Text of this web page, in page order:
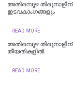
അതിരമ്പുഴ തിരുനാളിന്
ഇടവകാംഗങ്ങളും
READ MORE
അതിരമ്പുഴ
തീയതികളിൽ
READ MORE